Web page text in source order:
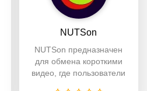
NUTSon
NUTSon предназначен
для обмена короткими
видео, где пользователи